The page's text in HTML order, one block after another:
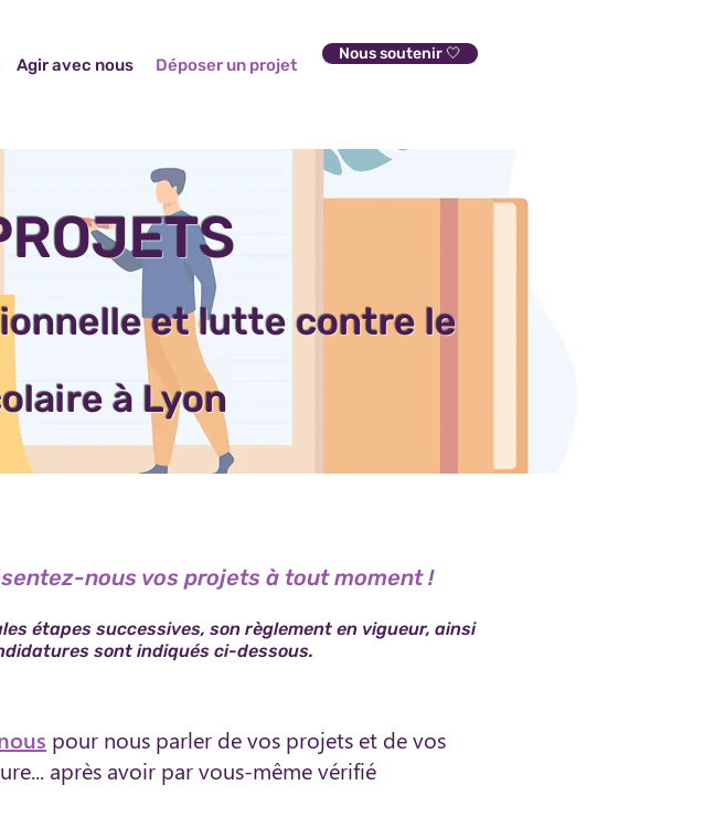
Agir avec nous Déposer un projet
Nous soutenir 🤍
et lutte contre le
à Lyon
nous vos projets à tout moment !
étapes successives, son règlement en vigueur, ainsi
sont indiqués ci-dessous.
pour nous parler de vos projets et de vos
après avoir par vous-même vérifié